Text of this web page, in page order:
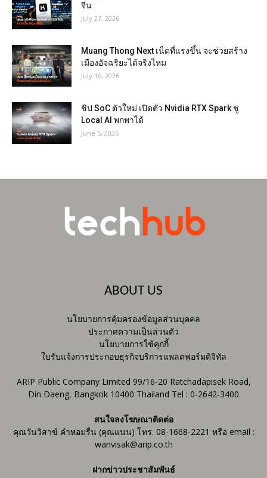
จีน
July 27, 2026
Muang Thong Next เน็ตที่แรงขึ้น จะช่วยสร้าง
เมืองอัจฉริยะได้จริงไหม
July 16, 2026
ชิป SoC ตัวใหม่ เปิดตัว Nvidia RTX Spark ชู
Local AI พกพาได้
June 5, 2026
ABOUT US
นโยบายการคุ้มครองข้อมูลส่วนบุคคล
ประกาศความเป็นส่วนตัว
นโยบายการใช้คุกกี้
ใบรับแจ้งการประกอบธุรกิจบริการแพลตฟอร์มดิจิทัล
ARIP Public Company Limited 99/16-20 Ratchadapisek Road,
Din Daeng, Bangkok 10400 Thailand Tel : 0-2642-3400
สนใจลงโฆษณาติดต่อ
คุณวันวิสาข์ คำหอมรื่น (คุณแนน) โทร. 08-1668-2221 หรือ email :
wanvisak@arip.co.th
ฝากข่าวประชาสัมพันธ์